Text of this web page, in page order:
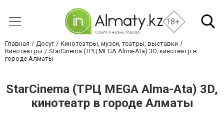
18+
Главная Досуг
Кинотеатры, музеи, театры, выставки
Кинотеатры
StarCinema (ТРЦ MEGA Alma-Ata) 3D, кинотеатр в
городе Алматы
StarCinema (ТРЦ MEGA Alma-Ata) 3D,
кинотеатр в городе Алматы